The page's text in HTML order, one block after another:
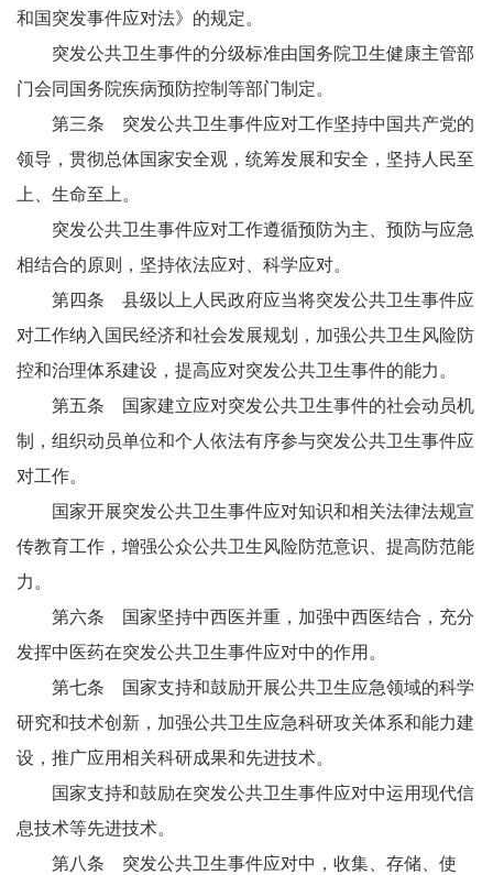
和国突发事件应对法》的规定。
突发公共卫生事件的分级标准由国务院卫生健康主管部
门会同国务院疾病预防控制等部门制定。
第三条 突发公共卫生事件应对工作坚持中国共产党的
领导，贯彻总体国家安全观，统筹发展和安全，坚持人民至
上、生命至上。
突发公共卫生事件应对工作遵循预防为主、预防与应急
相结合的原则，坚持依法应对、科学应对。
第四条 县级以上人民政府应当将突发公共卫生事件应
对工作纳入国民经济和社会发展规划，加强公共卫生风险防
控和治理体系建设，提高应对突发公共卫生事件的能力。
第五条 国家建立应对突发公共卫生事件的社会动员机
制，组织动员单位和个人依法有序参与突发公共卫生事件应
对工作。
国家开展突发公共卫生事件应对知识和相关法律法规宣
传教育工作，增强公众公共卫生风险防范意识、提高防范能
力。
第六条 国家坚持中西医并重，加强中西医结合，充分
发挥中医药在突发公共卫生事件应对中的作用。
第七条 国家支持和鼓励开展公共卫生应急领域的科学
研究和技术创新，加强公共卫生应急科研攻关体系和能力建
设，推广应用相关科研成果和先进技术。
国家支持和鼓励在突发公共卫生事件应对中运用现代信
息技术等先进技术。
第八条 突发公共卫生事件应对中，收集、存储、使